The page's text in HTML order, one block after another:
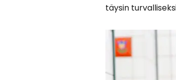
täysin